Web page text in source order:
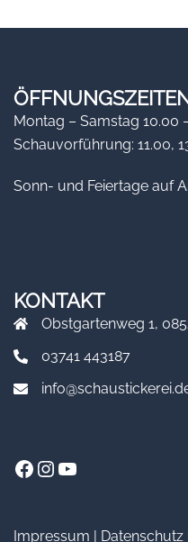
Montag – Samstag 10.00
Schauvorführung: 11.00,
Sonn- und Feiertage auf
KONTAKT
Obstgartenweg 1,
03741 443187
Facebook
Instagram
YouTube
Impressum | Datenschutz